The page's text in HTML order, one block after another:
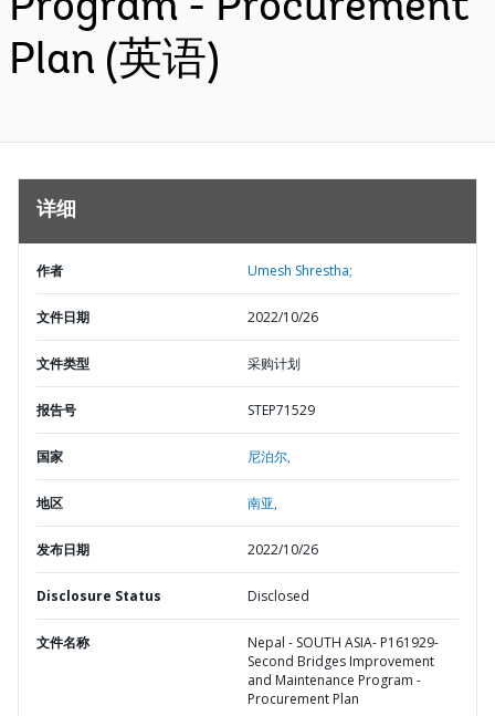
Program - Procurement
Plan (英语)
详细
作者 Umesh Shrestha;
文件日期 2022/10/26
文件类型 采购计划
报告号 STEP71529
国家 尼泊尔,
地区 南亚,
发布日期 2022/10/26
Disclosure Status Disclosed
文件名称
Nepal - SOUTH ASIA- P161929-
Second Bridges Improvement
and Maintenance Program -
Procurement Plan